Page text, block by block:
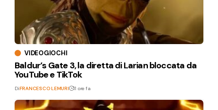
VIDEOGIOCHI
Baldur’s Gate 3, la diretta di Larian bloccata da
YouTube e TikTok
DiFRANCESCO LEMURI 11 ore fa